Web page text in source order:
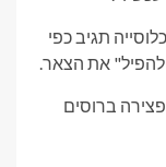
תגיב כפי
ברוסים